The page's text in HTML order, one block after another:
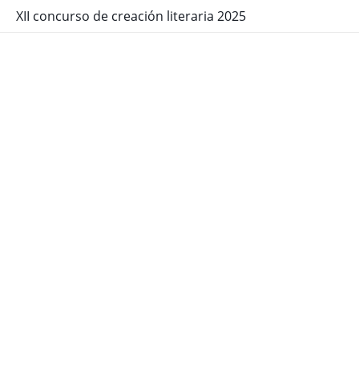
XII concurso de creación literaria 2025